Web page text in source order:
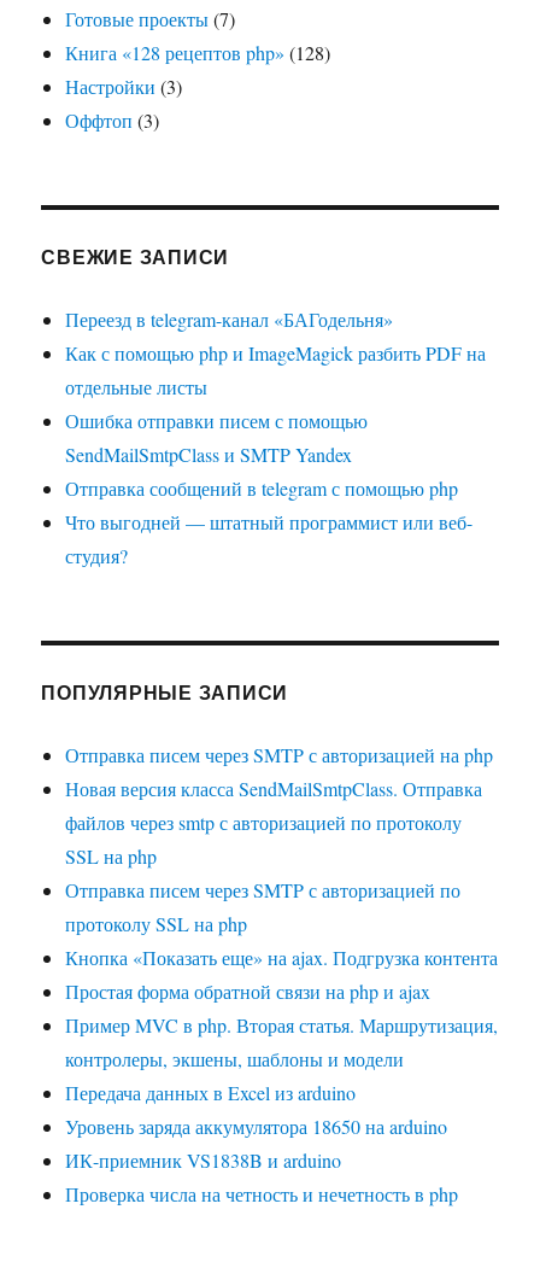
Готовые проекты(7)
Книга «128 рецептов php» (128)
Настройки (3)
Оффтоп (3)
СВЕЖИЕ ЗАПИСИ
Переезд в telegram-канал «БАГодельня»
Как с помощью php и ImageMagick разбить PDF на
отдельные листы
Ошибка отправки писем с помощью
SendMailSmtpClass и SMTP Yandex
Отправка сообщений в telegram с помощью php
Что выгодней — штатный программист или веб-
студия?
ПОПУЛЯРНЫЕ ЗАПИСИ
Отправка писем через SMTP с авторизацией на php
Новая версия класса SendMailSmtpClass. Отправка
файлов через smtp с авторизацией по протоколу
SSL на php
Отправка писем через SMTP с авторизацией по
протоколу SSL на php
Кнопка «Показать еще» на ajax. Подгрузка контента
Простая форма обратной связи на php и ajax
Пример MVC в php. Вторая статья. Маршрутизация,
контролеры, экшены, шаблоны и модели
Передача данных в Excel из arduino
Уровень заряда аккумулятора 18650 на arduino
ИК-приемник VS1838B и arduino
Проверка числа на четность и нечетность в php